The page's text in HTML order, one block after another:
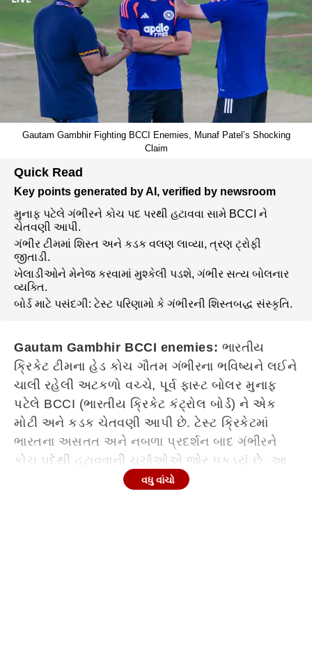
Gautam Gambhir Fighting BCCI Enemies, Munaf Patel’s Shocking
Claim
Quick Read
Key points generated by AI, verified by newsroom
મુનાફ પટેલે ગંભીરને કોચ પદ પરથી હટાવવા સામે BCCI ને
ચેતવણી આપી.
ગંભીર ટીમમાં શિસ્ત અને કડક વલણ લાવ્યા, ત્રણ ટ્રોફી
જીતાડી.
ખેલાડીઓને મેનેજ કરવામાં મુશ્કેલી પડશે, ગંભીર સત્ય બોલનાર
વ્યક્તિ.
બોર્ડ માટે પસંદગી: ટેસ્ટ પરિણામો કે ગંભીરની શિસ્તબદ્ધ સંસ્કૃતિ.
Gautam Gambhir BCCI enemies: ભારતીય
ક્રિકેટ ટીમના હેડ કોચ ગૌતમ ગંભીરના ભવિષ્યને લઈને
ચાલી રહેલી અટકળો વચ્ચે, પૂર્વ ફાસ્ટ બોલર મુનાફ
પટેલે BCCI (ભારતીય ક્રિકેટ કંટ્રોલ બોર્ડ) ને એક
મોટી અને કડક ચેતવણી આપી છે. ટેસ્ટ ક્રિકેટમાં
ભારતના અસતત અને નબળા પ્રદર્શન બાદ ગંભીરને
કોચ પદેથી હટાવવાની ચર્ચાઓએ જોર પકડ્યું છે. આ
મુદ્દે મુનાફ પટેલે સ્પષ્ટ શબ્દોમાં કહ્યું છે કે, જો ગંભીરને
વધુ વાંચો